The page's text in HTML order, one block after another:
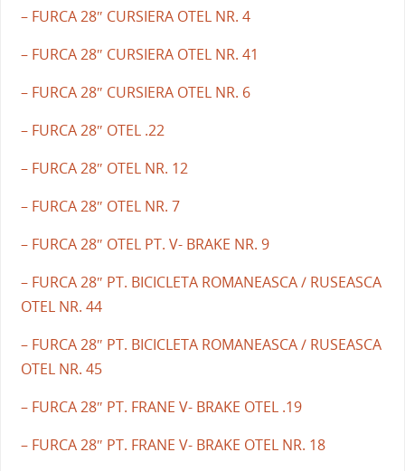
– FURCA 28″ CURSIERA OTEL NR. 4
– FURCA 28″ CURSIERA OTEL NR. 41
– FURCA 28″ CURSIERA OTEL NR. 6
– FURCA 28″ OTEL .22
– FURCA 28″ OTEL NR. 12
– FURCA 28″ OTEL NR. 7
– FURCA 28″ OTEL PT. V- BRAKE NR. 9
– FURCA 28″ PT. BICICLETA ROMANEASCA / RUSEASCA
OTEL NR. 44
– FURCA 28″ PT. BICICLETA ROMANEASCA / RUSEASCA
OTEL NR. 45
– FURCA 28″ PT. FRANE V- BRAKE OTEL .19
– FURCA 28″ PT. FRANE V- BRAKE OTEL NR. 18